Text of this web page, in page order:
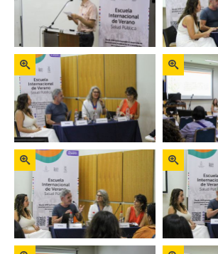
Zoom Zoom
Zoom Zoom